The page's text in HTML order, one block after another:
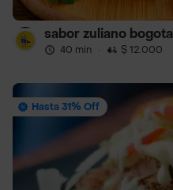
sabor zuliano bogota
40 min · $ 12.000
Hasta 31% Off